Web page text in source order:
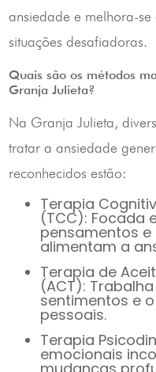
ansiedade e melhora-
situações desafiadoras.
Quais são os métodos
Granja Julieta?
Na Granja Julieta,
tratar a ansiedade
reconhecidos estão:
Terapia Cognitivo-Comportamental
(TCC): Focada
pensamentos
alimentam a
Terapia de Aceitação e Compromisso
(ACT):
sentimentos e
pessoais.
Terapia Psicodinâmica: Explora conflitos
emocionais